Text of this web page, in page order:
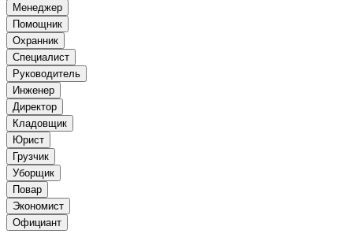
Менеджер
Помощник
Охранник
Специалист
Руководитель
Инженер
Директор
Кладовщик
Юрист
Грузчик
Уборщик
Повар
Экономист
Официант